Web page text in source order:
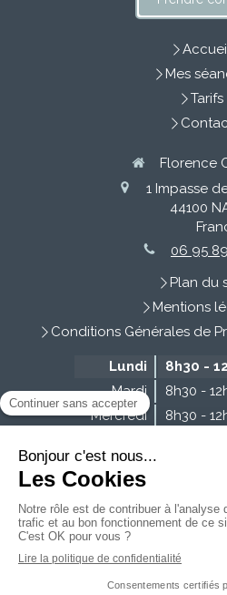
Mes
Tarifs
Florence
1 Impasse
44100
06 95
Plan du
Mentions
Conditions Générales de
Lundi 8h30 -
Mardi
8h30 -
Mercredi
8h30 -
Vendredi
Samedi
Dimanche
Fermé
Création et référencement du site par